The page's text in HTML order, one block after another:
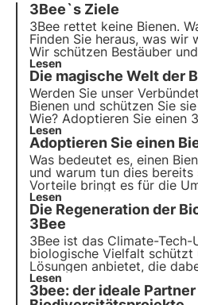
3Bee`s Ziele
3Bee rettet keine Bienen.
Finden Sie heraus, was wir
Wir schützen Bestäuber
unserem HiveTech ihren
tun wir gemeinsam mit
Deutschland, Frankreich
Lesen
Die magische Welt der
Werden Sie unser
Bienen und schützen Sie
Wie? Adoptieren Sie einen
Bienenstock und werden
werden damit den Imkern
einer Ad-hoc-Technologie
pflegen.
Lesen
Adoptieren Sie einen
Was bedeutet es, einen
und warum tun dies bereits
Vorteile bringt es für die
für die Bienen? Erfahren Sie
unserem neuen 3Bee-
Sie die Bienenstöcke, die
Plattform zur Verfügung
Lesen
Die Regeneration der
3Bee
3Bee ist das Climate-Tech-
biologische Vielfalt schützt
Lösungen anbietet, die
Bestäuber, der Hüter der
Ökosysteme, zu erhalten.
Lesen
3bee: der ideale